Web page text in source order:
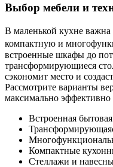
Выбор мебели и
В маленькой кухне
компактную и
встроенные шкафы до
трансформирующиеся
сэкономит место и
Рассмотрите варианты
максимально эффективно
Встроенная
Компактные
Стеллажи и